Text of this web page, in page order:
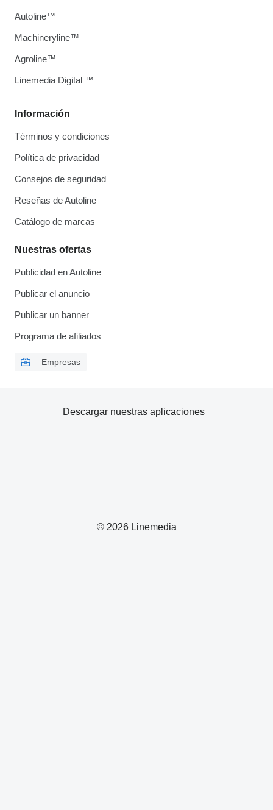
Información
Términos y condiciones
Política de privacidad
Consejos de seguridad
Reseñas de Autoline
Catálogo de marcas
Nuestras ofertas
Publicidad en Autoline
Publicar el anuncio
Publicar un banner
Programa de afiliados
Empresas
Autoline™
Machineryline™
Agroline™
Linemedia Digital ™
© 2026 Linemedia
Descargar nuestras aplicaciones